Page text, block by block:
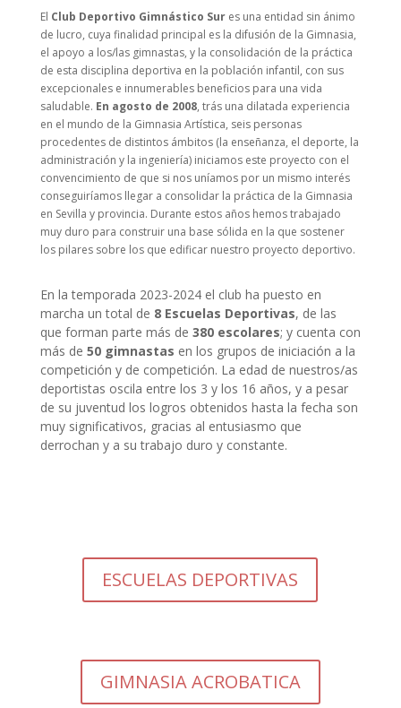
El Club Deportivo Gimnástico Sures una entidad sin ánimo
de lucro, cuya finalidad principal es la difusión de la Gimnasia,
el apoyo a los/las gimnastas, y la consolidación de la práctica
de esta disciplina deportiva en la población infantil, con sus
excepcionales e innumerables beneficios para una vida
saludable. En agosto de 2008, trás una dilatada experiencia
en el mundo de la Gimnasia Artística, seis personas
procedentes de distintos ámbitos (la enseñanza, el deporte, la
administración y la ingeniería) iniciamos este proyecto con el
convencimiento de que si nos uníamos por un mismo interés
conseguiríamos llegar a consolidar la práctica de la Gimnasia
en Sevilla y provincia. Durante estos años hemos trabajado
muy duro para construir una base sólida en la que sostener
los pilares sobre los que edificar nuestro proyecto deportivo.
En la temporada 2023-2024 el club ha puesto en
marcha un total de 8 Escuelas Deportivas, de las
que forman parte más de 380 escolares; y cuenta con
más de 50 gimnastas en los grupos de iniciación a la
competición y de competición. La edad de nuestros/as
deportistas oscila entre los 3 y los 16 años, y a pesar
de su juventud los logros obtenidos hasta la fecha son
muy significativos, gracias al entusiasmo que
derrochan y a su trabajo duro y constante.
ESCUELAS DEPORTIVAS
GIMNASIA ACROBATICA